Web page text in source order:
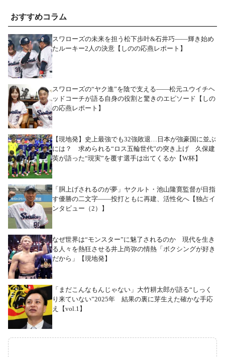
おすすめコラム
スワローズの未来を担う松下歩叶&石井巧――輝き始め
たルーキー2人の決意【しのの応燕レポート】
スワローズの“ヤク進”を陰で支える――松元ユウイチヘ
ッドコーチが語る自身の役割と驚きのエピソード【しの
の応燕レポート】
【現地発】史上最強でも32強敗退…日本が強豪国に並ぶ
には？ 求められる“ロス五輪世代”の突き上げ 久保建
英が語った“現実”を覆す選手は出てくるか【W杯】
「胴上げされるのが夢」ヤクルト・池山隆寛監督が目指
す優勝の二文字――投打ともに再建、活性化へ【独占イ
ンタビュー（2）】
なぜ世界は“モンスター”に魅了されるのか 現代を生き
る人々を熱狂させる井上尚弥の情熱「ボクシングが好き
だから」【現地発】
「まだこんなもんじゃない」大竹耕太郎が語る“しっく
り来ていない”2025年 結果の裏に芽生えた確かな手応
え【vol.1】